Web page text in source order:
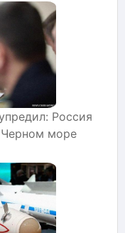
Россия
Черном море